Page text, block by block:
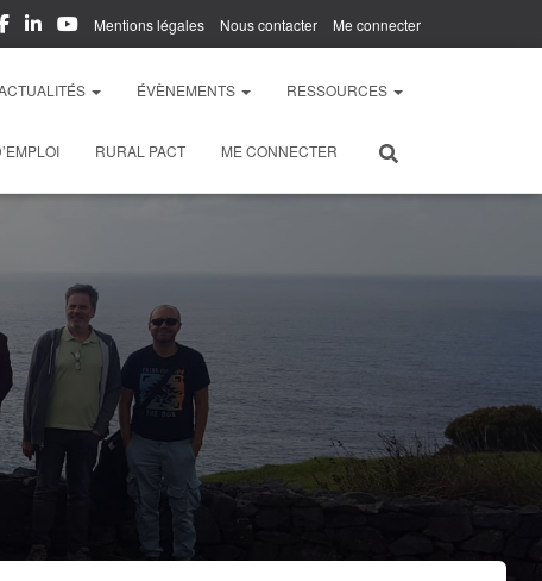
Mentions légales Nous contacter Me connecter
ÉVÈNEMENTS RESSOURCES
RURAL PACT ME CONNECTER